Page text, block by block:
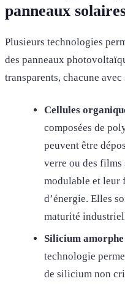
panneaux
Plusieurs technologies
des panneaux
transparents, chacune
Cellules
composées de
peuvent être
verre ou des films
modulable et leur
d’énergie. Elles
maturité
Silicium amorphe
technologie
de silicium non